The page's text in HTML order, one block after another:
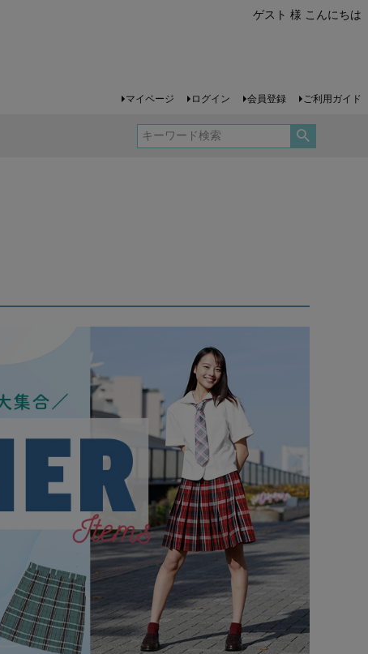
ゲスト 様 こんにちは
マイページ ログイン 会員登録 ご利用ガイド